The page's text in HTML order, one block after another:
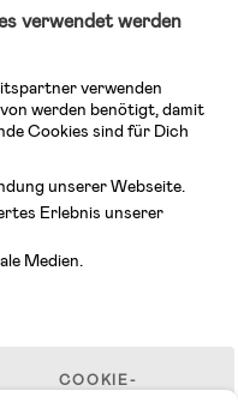
für Mütter und eine Menge
Babyprodukte und
Herstellern wie Britax, Maxi-
mehr. Schau Dich um in
& Babys. Willkommen!
vorbehalten.
verwendet werden
verwenden
werden benötigt, damit
Cookies sind für Dich
unserer Webseite.
Erlebnis unserer
Medien.
COOKIE-